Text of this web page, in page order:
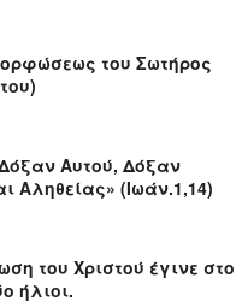
του Σωτήρος
Αυτού, Δόξαν
Αληθείας» (Ιωάν.1,14)
του Χριστού έγινε στο
ήλιοι.